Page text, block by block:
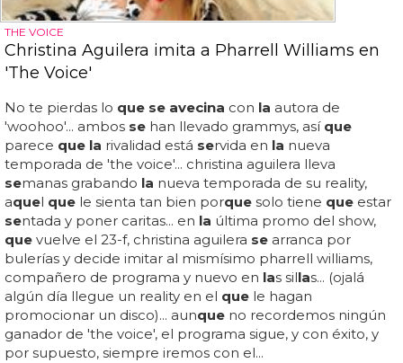
THE VOICE
Christina Aguilera imita a Pharrell Williams en
'The Voice'
No te pierdas lo que se avecina con la autora de
'woohoo'... ambos se han llevado grammys, así que
parece que la rivalidad está servida en la nueva
temporada de 'the voice'... christina aguilera lleva
semanas grabando la nueva temporada de su reality,
aquel que le sienta tan bien porque solo tiene que estar
sentada y poner caritas... en la última promo del show,
que vuelve el 23-f, christina aguilera se arranca por
bulerías y decide imitar al mismísimo pharrell williams,
compañero de programa y nuevo en las sillas... (ojalá
algún día llegue un reality en el que le hagan
promocionar un disco)... aunque no recordemos ningún
ganador de 'the voice', el programa sigue, y con éxito, y
por supuesto, siempre iremos con el...